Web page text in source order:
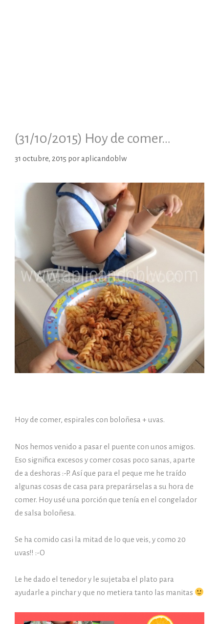
(31/10/2015) Hoy de comer…
31 octubre, 2015 poraplicandoblw
Hoy de comer, espirales con boloñesa + uvas.
Nos hemos venido a pasar el puente con unos amigos.
Eso significa excesos y comer cosas poco sanas, aparte
de a deshoras :-P. Así que para el peque me he traído
algunas cosas de casa para preparárselas a su hora de
comer. Hoy usé una porción que tenía en el congelador
de salsa boloñesa.
Se ha comido casi la mitad de lo que veis, y como 20
uvas!! :-O
Le he dado el tenedor y le sujetaba el plato para
ayudarle a pinchar y que no metiera tanto las manitas